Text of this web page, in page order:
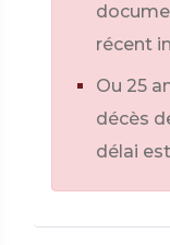
récent
Ou 25
décès
délai